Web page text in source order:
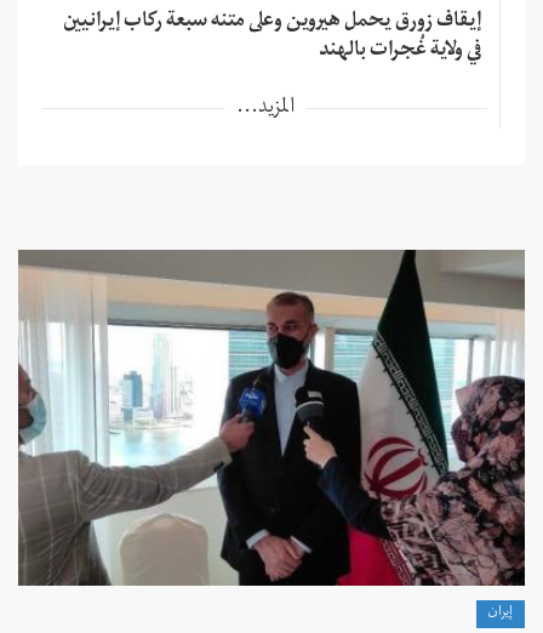
إيقاف زورق يحمل هيروين وعلى متنه سبعة ركاب إيرانيين
في ولاية غُجرات بالهند
المزيد...
إيران